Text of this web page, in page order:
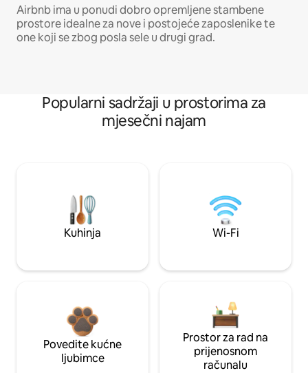
Airbnb ima u ponudi dobro opremljene stambene
prostore idealne za nove i postojeće zaposlenike te
one koji se zbog posla sele u drugi grad.
Popularni sadržaji u prostorima za
mjesečni najam
Kuhinja Wi-Fi
Povedite kućne
ljubimce
Prostor za rad na
prijenosnom
računalu